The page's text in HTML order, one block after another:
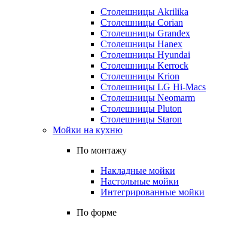
Столешницы Akrilika
Столешницы Corian
Столешницы Grandex
Столешницы Hanex
Столешницы Hyundai
Столешницы Kerrock
Столешницы Krion
Столешницы LG Hi-Macs
Столешницы Neomarm
Столешницы Pluton
Столешницы Staron
Мойки на кухню
По монтажу
Накладные мойки
Настольные мойки
Интегрированные мойки
По форме